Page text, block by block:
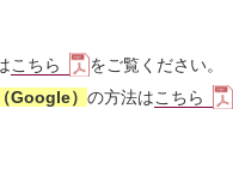
こちら
をご覧ください。
Google） の方法はこちら